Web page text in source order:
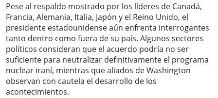
Pese al respaldo mostrado por los líderes de Canadá,
Francia, Alemania, Italia, Japón y el Reino Unido, el
presidente estadounidense aún enfrenta interrogantes
tanto dentro como fuera de su país. Algunos sectores
políticos consideran que el acuerdo podría no ser
suficiente para neutralizar definitivamente el programa
nuclear iraní, mientras que aliados de Washington
observan con cautela el desarrollo de los
acontecimientos.